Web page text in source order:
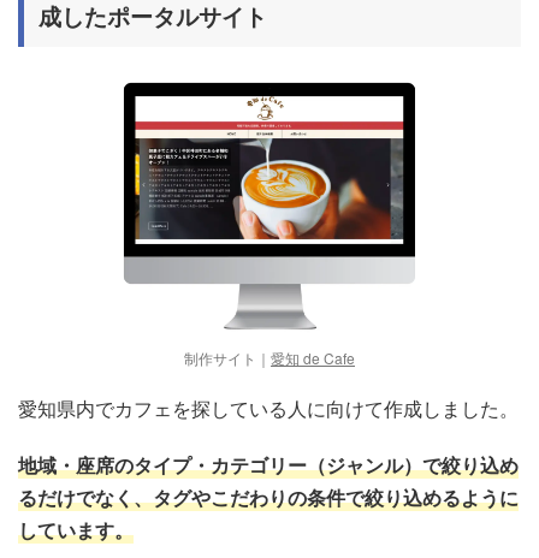
成したポータルサイト
制作サイト｜ 愛知 de Cafe
愛知県内でカフェを探している人に向けて作成しました。
地域・座席のタイプ・カテゴリー（ジャンル）で絞り込め
るだけでなく、タグやこだわりの条件で絞り込めるように
しています。